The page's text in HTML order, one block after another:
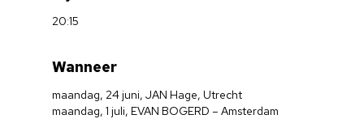
20:15
Wanneer
maandag, 24 juni, JAN Hage, Utrecht
maandag, 1 juli, EVAN BOGERD – Amsterdam